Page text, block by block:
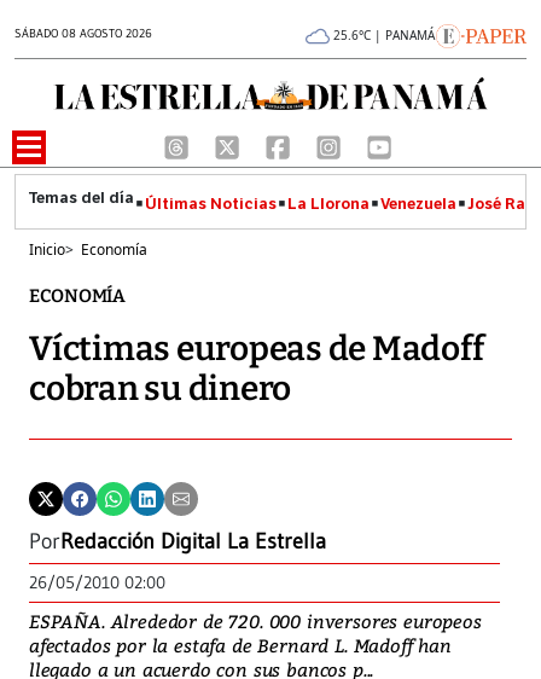
SÁBADO 08 AGOSTO 2026 25.6°C | PANAMÁ
Últimas Noticias La Llorona Venezuela José
Inicio> Economía
ECONOMÍA
Víctimas europeas de Madoff
cobran su dinero
PorRedacción Digital La Estrella
26/05/2010 02:00
ESPAÑA. Alrededor de 720. 000 inversores europeos
afectados por la estafa de Bernard L. Madoff han
llegado a un acuerdo con sus bancos p...